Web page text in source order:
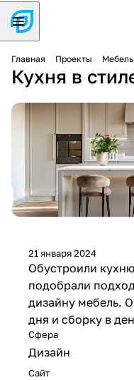
Главная Проекты Мебель
Кухня в
21 января 2024
Обустроили
подобрали
дизайну мебель.
дня и сборку в
Сфера
Дизайн
Сайт